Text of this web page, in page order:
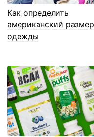
Как определить
американский размер
одежды